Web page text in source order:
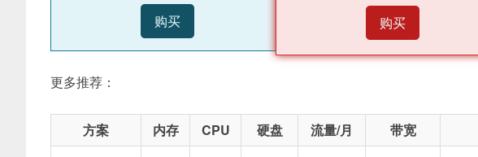
购买 购买
更多推荐：
方案 内存 CPU 硬盘 流量/月 带宽